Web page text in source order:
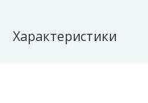
Характеристики